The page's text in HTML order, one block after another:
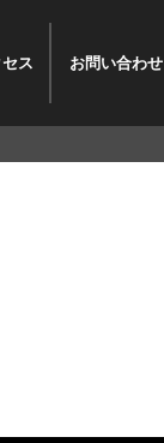
ス お問い合わせ